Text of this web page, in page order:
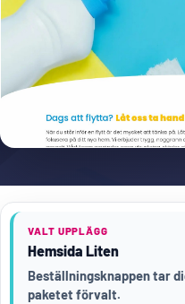
VALT UPPLÄGG
Hemsida Liten
Beställningsknappen tar
paketet förvalt.